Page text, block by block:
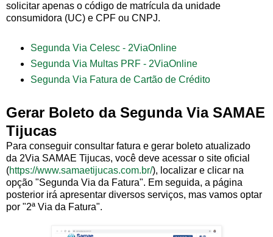
solicitar apenas o código de matrícula da unidade
consumidora (UC) e CPF ou CNPJ.
Segunda Via Celesc - 2ViaOnline
Segunda Via Multas PRF - 2ViaOnline
Segunda Via Fatura de Cartão de Crédito
Gerar Boleto da Segunda Via SAMAE
Tijucas
Para conseguir consultar fatura e gerar boleto atualizado
da 2Via SAMAE Tijucas, você deve acessar o site oficial
(https://www.samaetijucas.com.br/), localizar e clicar na
opção "Segunda Via da Fatura". Em seguida, a página
posterior irá apresentar diversos serviços, mas vamos optar
por "2ª Via da Fatura".